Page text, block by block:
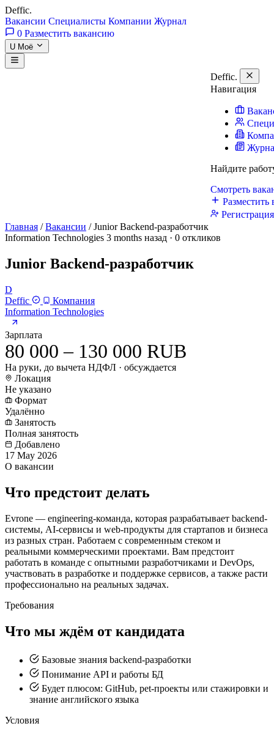
Deffic.
Вакансии Специалисты Компании Журнал
0 Разместить вакансию
U Моё
Deffic.
Навигация
Найдите
Смотреть
Разместить
Главная / Вакансии / Junior Backend-разработчик
Information Technologies 3 months назад · 0 откликов
Junior Backend-разработчик
D
Deffic
Компания
Information Technologies
Зарплата
80 000 – 130 000 RUB
На руки, до вычета НДФЛ · обсуждается
Локация
Не указано
Формат
Удалённо
Занятость
Полная занятость
Добавлено
17 May 2026
О вакансии
Что предстоит делать
Evrone — engineering-команда, которая разрабатывает backend-
системы, AI-сервисы и web-продукты для стартапов и бизнеса
из разных стран. Работаем с современным стеком и
реальными коммерческими проектами. Вам предстоит
работать в команде с опытными разработчиками и DevOps,
участвовать в разработке и поддержке сервисов, а также расти
профессионально на реальных задачах.
Требования
Что мы ждём от кандидата
Базовые знания backend-разработки
Понимание API и работы БД
Будет плюсом: GitHub, pet-проекты или стажировки и
знание английского языка
Условия